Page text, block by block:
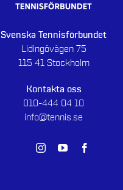
Svenska Tennisförbundet
Lidingövägen 75
115 41 Stockholm
Kontakta oss
010-444 04 10
info@tennis.se